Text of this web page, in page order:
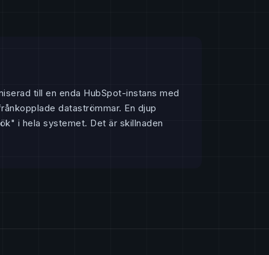
till en enda HubSpot-instans med
dataströmmar. En djup
i hela systemet. Det är skillnaden